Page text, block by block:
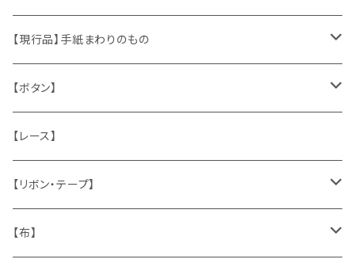
くま、テディベア
うさぎ
ヴィンテージファブリック
ハンドメイド製品
お部屋に飾るもの
メタル製品
缶、箱
陶磁器
ポストカード、カレンダー
マッチラベル、食品ラベル
蔵書票、荷札、ビュバー、伝票
シール、ステッカー、クロモス
袋、箱、ナプキン、コースター
伝票、タグ、シール
袋、ラッピングペーパー
ひも、テープ
【現行品】手紙まわりのもの
封筒、ポストカード
切手
スタンプ
文房具
【ボタン】
木
貝
メタル
【レース】
【リボン・テープ】
チロルテープ・イニシャルテープ
【布】